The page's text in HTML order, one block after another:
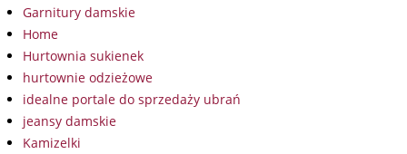
Garnitury damskie
Home
Hurtownia sukienek
hurtownie odzieżowe
idealne portale do sprzedaży ubrań
jeansy damskie
Kamizelki